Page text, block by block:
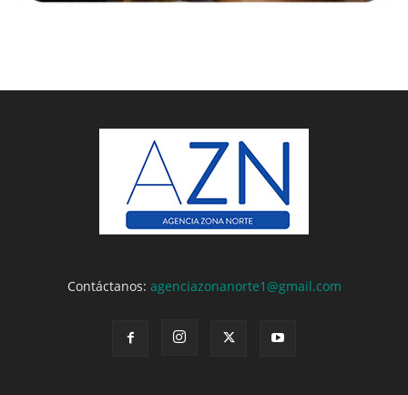
Contáctanos: agenciazonanorte1@gmail.com